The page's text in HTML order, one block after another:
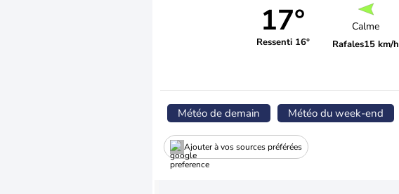
17°
Ressenti 16°
Calme
Rafales15 km/h
Météo de demain Météo du week-end
Ajouter à vos sources préférées